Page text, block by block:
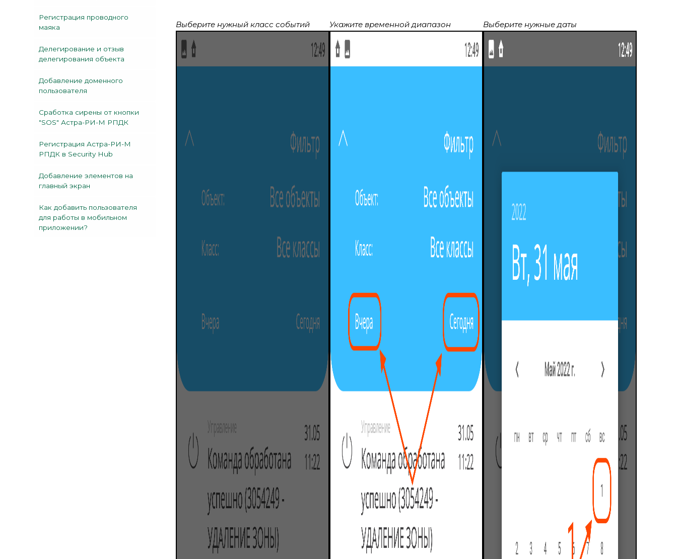
Регистрация проводного
маяка
Делегирование и отзыв
делегирования объекта
Добавление доменного
пользователя
Сработка сирены от кнопки
"SOS" Астра-РИ-М РПДК
Регистрация Астра-РИ-М
РПДК в Security Hub
Добавление элементов на
главный экран
Как добавить пользователя
для работы в мобильном
приложении?
Выберите нужный класс событий Укажите временной диапазон Выберите нужные даты